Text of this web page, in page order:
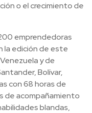
o el crecimiento de
emprendedoras
la edición de este
y de
Bolívar,
con 68 horas de
de acompañamiento
blandas,